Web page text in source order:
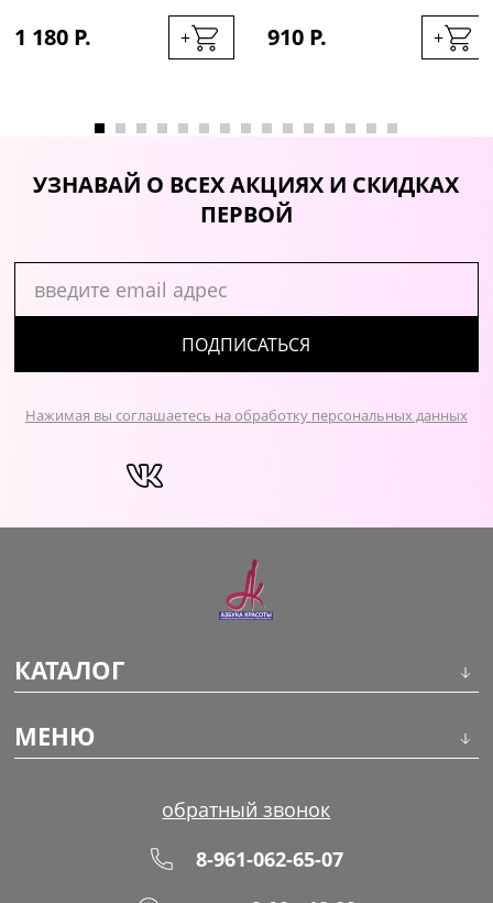
1 180 Р. + 910 Р. +
УЗНАВАЙ О ВСЕХ АКЦИЯХ И СКИДКАХ
ПЕРВОЙ
ПОДПИСАТЬСЯ
Нажимая вы соглашаетесь на обработку персональных данных
КАТАЛОГ
Макияж
МЕНЮ
обратный звонок
8-961-062-65-07